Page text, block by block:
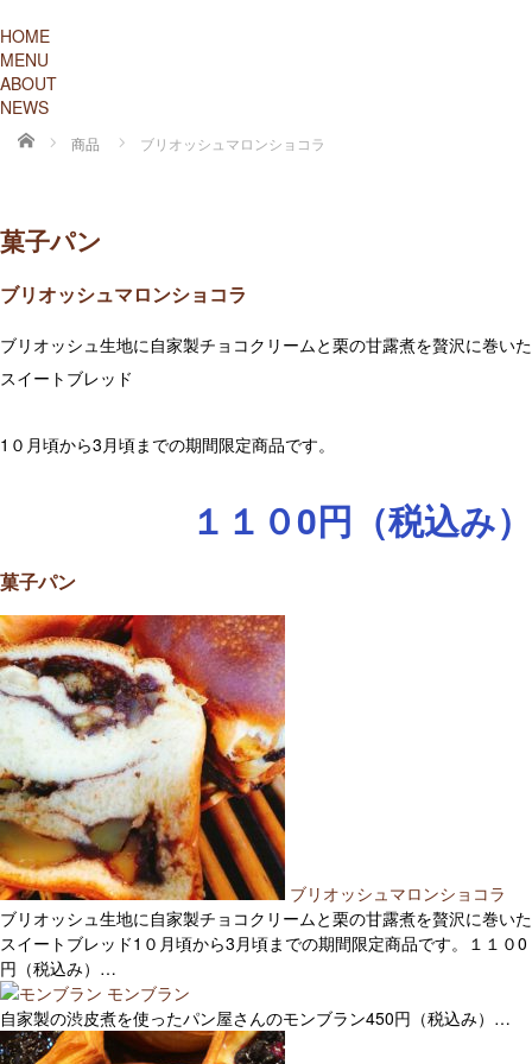
HOME
MENU
ABOUT
NEWS
ホーム 商品 ブリオッシュマロンショコラ
菓子パン
ブリオッシュマロンショコラ
ブリオッシュ生地に自家製チョコクリームと栗の甘露煮を贅沢に巻いた
スイートブレッド
1０月頃から3月頃までの期間限定商品です。
１１０0円（税込み）
菓子パン
ブリオッシュマロンショコラ
ブリオッシュ生地に自家製チョコクリームと栗の甘露煮を贅沢に巻いた
スイートブレッド1０月頃から3月頃までの期間限定商品です。１１０0
円（税込み）…
モンブラン
自家製の渋皮煮を使ったパン屋さんのモンブラン450円（税込み）…